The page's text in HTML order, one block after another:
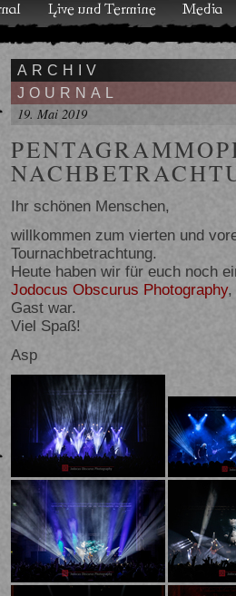
Media Shop Band Discografie
ARCHIV
JOURNAL
19. Mai 2019
Ihr schönen Menschen,
willkommen zum vierten und
Tournachbetrachtung.
Heute haben wir für euch noch
Jodocus Obscurus Photography,
Gast war.
Viel Spaß!
Asp